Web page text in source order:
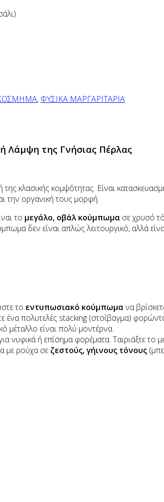
, ΦΥΣΙΚΑ ΜΑΡΓΑΡΙΤΑΡΙΑ
Λάμψη της Γνήσιας Πέρλας
της κλασικής κομψότητας. Είναι
την οργανική τους μορφή.
το μεγάλο, οβάλ κούμπωμα σε χρυσό
δεν είναι απλώς λειτουργικό, αλλά
το εντυπωσιακό κούμπωμα να
ένα πολυτελές stacking (στοίβαγμα)
μέταλλο είναι πολύ μοντέρνα.
νυφικά ή επίσημα φορέματα. Ταιριάξτε το
με ρούχα σε ζεστούς, γήινους τόνους